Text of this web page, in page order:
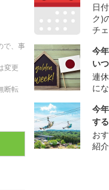
で、事
変更
断転
日
ク)
チ
今
い
連
に
今
す
お
紹介